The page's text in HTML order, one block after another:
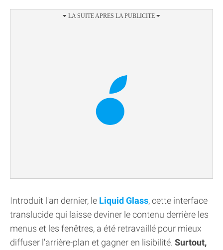
Introduit l'an dernier, le Liquid Glass, cette interface
translucide qui laisse deviner le contenu derrière les
menus et les fenêtres, a été retravaillé pour mieux
diffuser l'arrière-plan et gagner en lisibilité. Surtout,